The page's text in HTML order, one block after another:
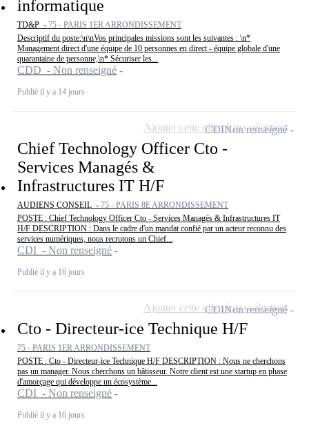
informatique
TD&P - 75 - PARIS 1ER ARRONDISSEMENT
Descriptif du poste:\n\nVos principales missions sont les suivantes : \n*
Management direct d'une équipe de 10 personnes en direct - équipe globale d'une
quarantaine de personne,\n* Sécuriser les...
CDD - Non renseigné
Publié il y a 14 jours
Chief Technology Officer Cto -
Services Managés &
Infrastructures IT H/F
AUDIENS CONSEIL - 75 - PARIS 8E ARRONDISSEMENT
POSTE : Chief Technology Officer Cto - Services Managés & Infrastructures IT
H/F DESCRIPTION : Dans le cadre d'un mandat confié par un acteur reconnu des
services numériques, nous recrutons un Chief...
CDI - Non renseigné
Publié il y a 16 jours
CDINon renseigné
Ajouter cette offre à ma sélection
Cto - Directeur-ice Technique H/F
75 - PARIS 1ER ARRONDISSEMENT
POSTE : Cto - Directeur-ice Technique H/F DESCRIPTION : Nous ne cherchons
pas un manager. Nous cherchons un bâtisseur. Notre client est une startup en phase
d'amorçage qui développe un écosystème...
CDI - Non renseigné
Publié il y a 16 jours
CDINon renseigné
Ajouter cette offre à ma sélection